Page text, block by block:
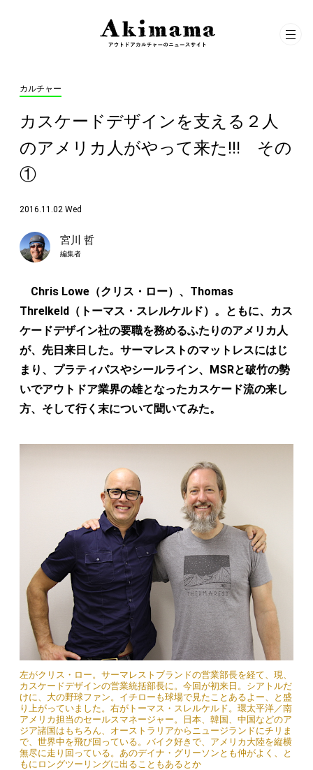
カルチャー
カスケードデザインを支える２人
のアメリカ人がやって来た!!! その
①
2016.11.02 Wed
宮川 哲
編集者
Chris Lowe（クリス・ロー）、Thomas
Threlkeld（トーマス・スレルケルド）。ともに、カス
ケードデザイン社の要職を務めるふたりのアメリカ人
が、先日来日した。サーマレストのマットレスにはじ
まり、プラティパスやシールライン、MSRと破竹の勢
いでアウトドア業界の雄となったカスケード流の来し
方、そして行く末について聞いてみた。
左がクリス・ロー。サーマレストブランドの営業部長を経て、現、
カスケードデザインの営業統括部長に。今回が初来日。シアトルだ
けに、大の野球ファン。イチローも球場で見たことあるよー、と盛
り上がっていました。右がトーマス・スレルケルド。環太平洋／南
アメリカ担当のセールスマネージャー。日本、韓国、中国などのア
ジア諸国はもちろん、オーストラリアからニュージランドにチリま
で、世界中を飛び回っている。バイク好きで、アメリカ大陸を縦横
無尽に走り回っている。あのデイナ・グリーソンとも仲がよく、と
もにロングツーリングに出ることもあるとか